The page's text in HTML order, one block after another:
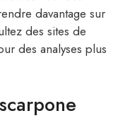
davantage sur
des sites de
des analyses plus